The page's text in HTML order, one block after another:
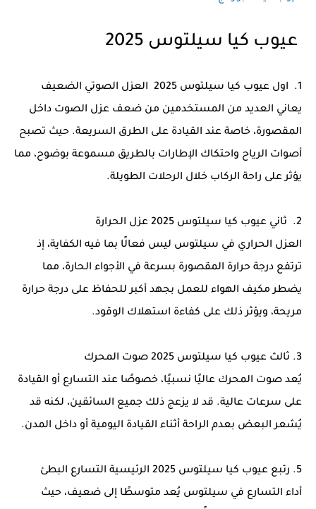
عيوب كيا سيلتوس 2025
1. اول عيوب كيا سيلتوس 2025 العزل الصوتي الضعيف
يعاني العديد من المستخدمين من ضعف عزل الصوت داخل
المقصورة، خاصة عند القيادة على الطرق السريعة. حيث تصبح
أصوات الرياح واحتكاك الإطارات بالطريق مسموعة بوضوح، مما
يؤثر على راحة الركاب خلال الرحلات الطويلة.
2. ثاني عيوب كيا سيلتوس 2025 عزل الحرارة
العزل الحراري في سيلتوس ليس فعالًا بما فيه الكفاية، إذ
ترتفع درجة حرارة المقصورة بسرعة في الأجواء الحارة، مما
يضطر مكيف الهواء للعمل بجهد أكبر للحفاظ على درجة حرارة
مريحة، ويؤثر ذلك على كفاءة استهلاك الوقود.
3. ثالث عيوب كيا سيلتوس 2025 صوت المحرك
يُعد صوت المحرك عاليًا نسبيًا، خصوصًا عند التسارع أو القيادة
على سرعات عالية. قد لا يزعج ذلك جميع السائقين، لكنه قد
يُشعر البعض بعدم الراحة أثناء القيادة اليومية أو داخل المدن.
5. رتبع عيوب كيا سيلتوس 2025 الرئيسية التسارع البطئ
أداء التسارع في سيلتوس يُعد متوسطًا إلى ضعيف، حيث